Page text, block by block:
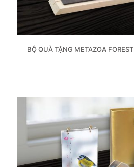
BỘ QUÀ TẶNG METAZOA FOREST